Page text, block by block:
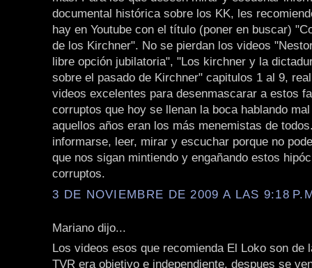
documental histórica sobre los KK, les
hay en Youtube con el título (poner en buscar)
de los Kirchner". No se pierdan los videos
libre opción jubilatoria", "Los kirchner y la
sobre el pasado de Kirchner" capitulos 1 al 9,
videos excelentes para desenmascarar a estos
corruptos que hoy se llenan la boca hablando
aquellos años eran los más menemistas de
informarse, leer, mirar y escuchar porque no
que nos sigan mintiendo y engañando estos
corruptos.
3 DE NOVIEMBRE DE 2009 A LAS 9:18
Mariano dijo...
Los videos esos que recomienda El Loko son de
TVR era objetivo e independiente, despues se